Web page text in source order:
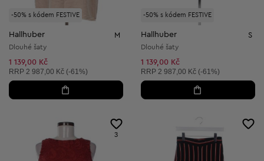
-50% s kódem FESTIVE
Hallhuber M
Dlouhé šaty
1 139,00 Kč
Doporučená cena:
RRP 2 987,00 Kč (-61%)
-50% s kódem FESTIVE
Hallhuber S
Dlouhé šaty
1 139,00 Kč
Doporučená cena:
RRP 2 987,00 Kč (-61%)
3